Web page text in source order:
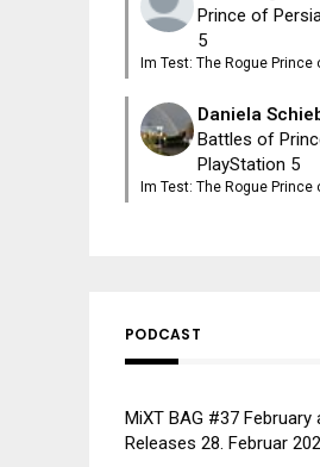
Prince of
5
Im Test: The Rogue Prince
Daniela
Battles of
PlayStation 5
Im Test: The Rogue Prince
PODCAST
MiXT BAG #37 February
Releases 28. Februar